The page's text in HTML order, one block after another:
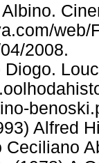
2008.
Diogo.
Alfred
Ceciliano